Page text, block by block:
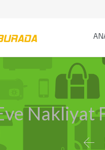
Nakliyat
